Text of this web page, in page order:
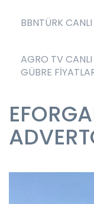
BBNTÜRK
AGRO TV CANLI
GÜBRE